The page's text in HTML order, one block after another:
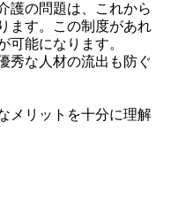
護の問題は、これから
ます。この制度があれ
可能になります。
秀な人材の流出も防ぐ
メリットを十分に理解